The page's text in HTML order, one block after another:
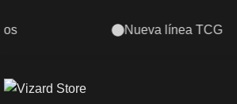
Envíos a todo el Perú